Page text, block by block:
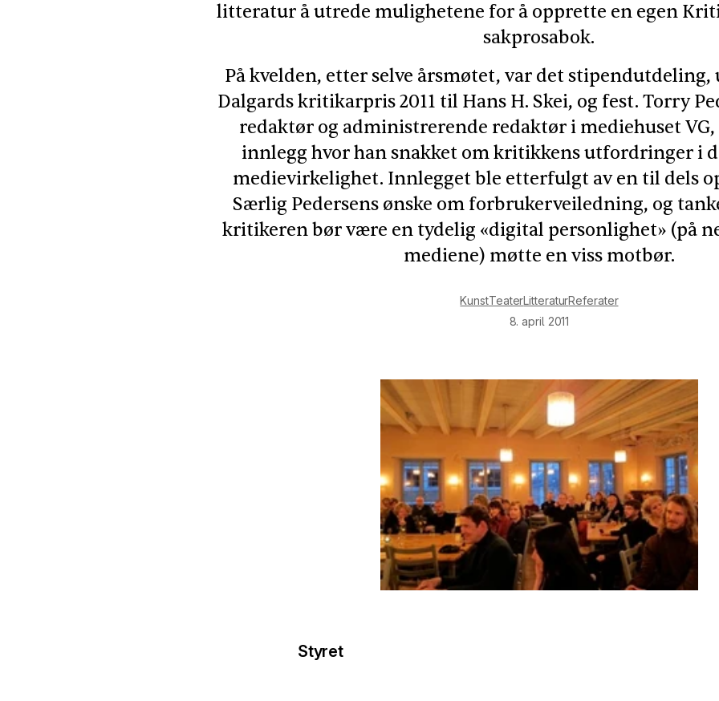
litteratur å utrede mulighetene for å opprette en egen
sakprosabok.
På kvelden, etter selve årsmøtet, var det stipendutdeling,
Dalgards kritikarpris 2011 til Hans H. Skei, og fest. Torry
redaktør og administrerende redaktør i mediehuset
innlegg hvor han snakket om kritikkens utfordringer i
medievirkelighet. Innlegget ble etterfulgt av en til dels
Særlig Pedersens ønske om forbrukerveiledning, og
kritikeren bør være en tydelig «digital personlighet» (på
mediene) møtte en viss motbør.
KunstTeaterLitteraturReferater
8. april 2011
Styret